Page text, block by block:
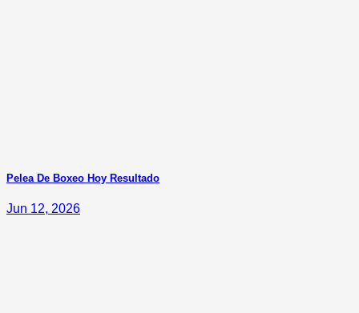
Pelea De Boxeo Hoy Resultado
Jun 12, 2026